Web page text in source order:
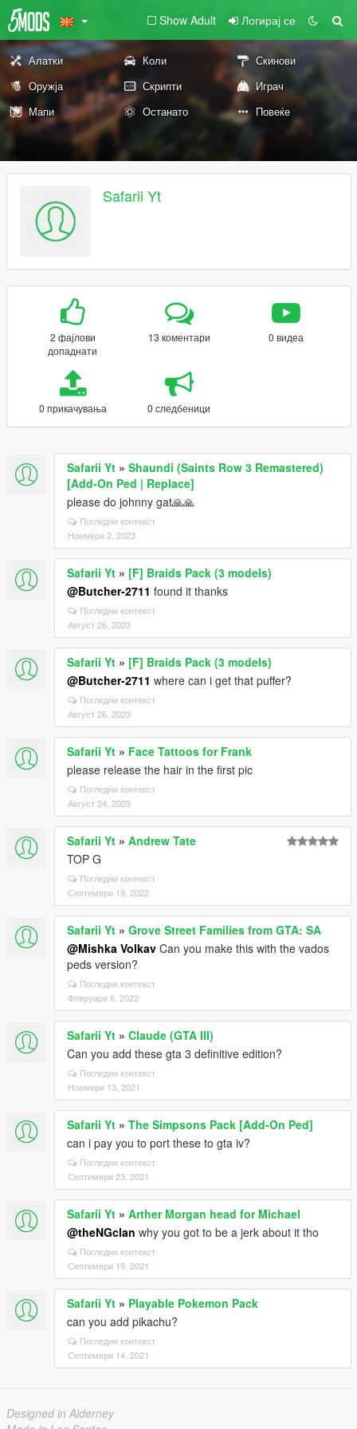
Show Adult Логирај се
Алатки Коли
Скинови
Оружја
Скрипти
Играч
Мапи
Останато Повеќе
Safarii Yt
2 фајлови
допаднати
13 коментари 0 видеа
0 прикачувања 0 следбеници
Safarii Yt » Shaundi (Saints Row 3 Remastered)
[Add-On Ped | Replace]
please do johnny gat🙏🙏
Погледни контекст
Ноември 2, 2023
Safarii Yt » [F] Braids Pack (3 models)
@Butcher-2711 found it thanks
Погледни контекст
Август 26, 2023
Safarii Yt » [F] Braids Pack (3 models)
@Butcher-2711 where can i get that puffer?
Погледни контекст
Август 26, 2023
Safarii Yt » Face Tattoos for Frank
please release the hair in the first pic
Погледни контекст
Август 24, 2023
Safarii Yt » Andrew Tate
TOP G
Погледни контекст
Септември 19, 2022
Safarii Yt » Grove Street Families from GTA: SA
@Mishka Volkav Can you make this with the vados
peds version?
Погледни контекст
Февруари 6, 2022
Safarii Yt » Claude (GTA III)
Can you add these gta 3 definitive edition?
Погледни контекст
Ноември 13, 2021
Safarii Yt » The Simpsons Pack [Add-On Ped]
can i pay you to port these to gta iv?
Погледни контекст
Септември 23, 2021
Safarii Yt » Arther Morgan head for Michael
@theNGclan why you got to be a jerk about it tho
Погледни контекст
Септември 19, 2021
Safarii Yt » Playable Pokemon Pack
can you add pikachu?
Погледни контекст
Септември 14, 2021
Designed in Alderney